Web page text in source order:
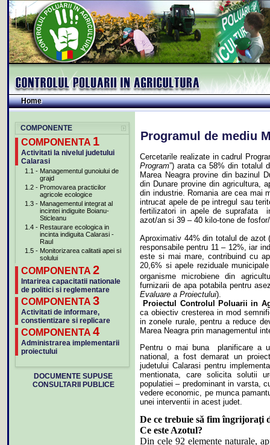
Home
Home
COMPONENTE
COMPONENTA 1
Activitati la nivelul judetului
Calarasi
1.1 - Managementul gunoiului de
grajd
1.2 - Promovarea practicilor
agricole ecologice
1.3 - Managementul integrat al
incintei indiguite Boianu-
Sticleanu
1.4 - Restaurare ecologica in
incinta indiguita Calarasi -
Raul
1.5 - Monitorizarea calitatii apei si
solului
COMPONENTA 2
Intarirea capacitatii nationale
de politici si reglementare
COMPONENTA 3
Activitati de informare,
constientizare si replicare
COMPONENTA 4
Administrarea implementarii
proiectului
DOCUMENTE SUPUSE
CONSULTARII PUBLICE
Programul de mediu
Cercetarile realizate in cadrul
Program”) arata ca 58% din totalul
Marea Neagra provine din bazinul
din Dunare provine din agricultura,
din industrie. Romania are cea mai
intrucat apele de pe intregul sau
fertilizatori in apele de suprafata
azot/an si 39 – 40 kilo-tone de
Aproximativ 44% din totalul de azot
responsabile pentru 11 – 12%, iar
este si mai mare, contribuind cu
20,6% si apele reziduale
organisme microbiene din
furnizarii de apa potabila pentru
Evaluare a Proiectului).
Proiectul Controlul Poluarii in
ca obiectiv cresterea in mod
in zonele rurale, pentru a reduce
Marea Neagra prin managementul
Pentru o mai buna planificare a
national, a fost demarat un
judetului Calarasi pentru
mentionata, care solicita solutii
populatiei – predominant in varsta,
vedere economic, pe munca
unei interventii in acest judet.
De ce trebuie să fim îngrijoraţi
Ce este Azotul?
Din cele 92 elemente naturale,